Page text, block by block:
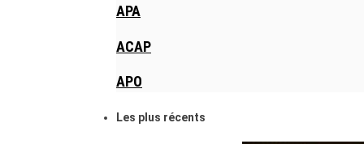
APA
ACAP
APO
Les plus récents